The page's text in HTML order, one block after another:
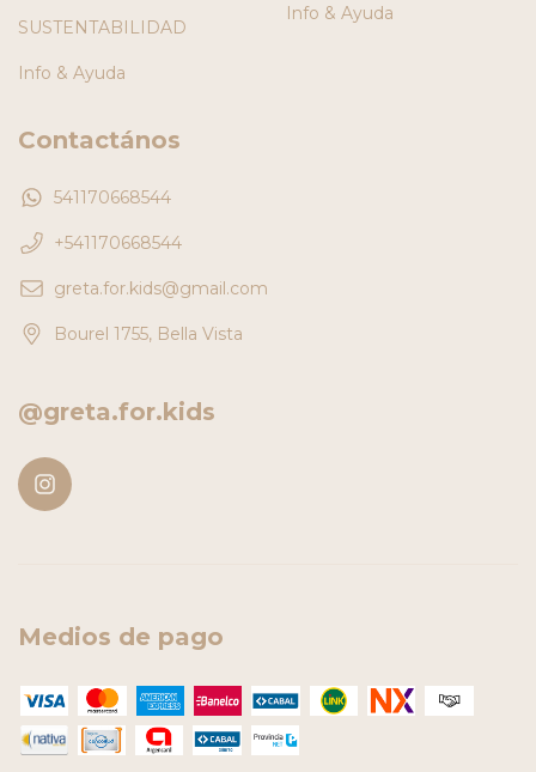
SUSTENTABILIDAD
Info & Ayuda
Info & Ayuda
Contactános
541170668544
+541170668544
greta.for.kids@gmail.com
Bourel 1755, Bella Vista
@greta.for.kids
Medios de pago